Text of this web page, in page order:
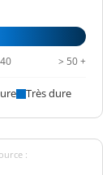
<=250 mg/L
40 > 50 +
Très dure
: